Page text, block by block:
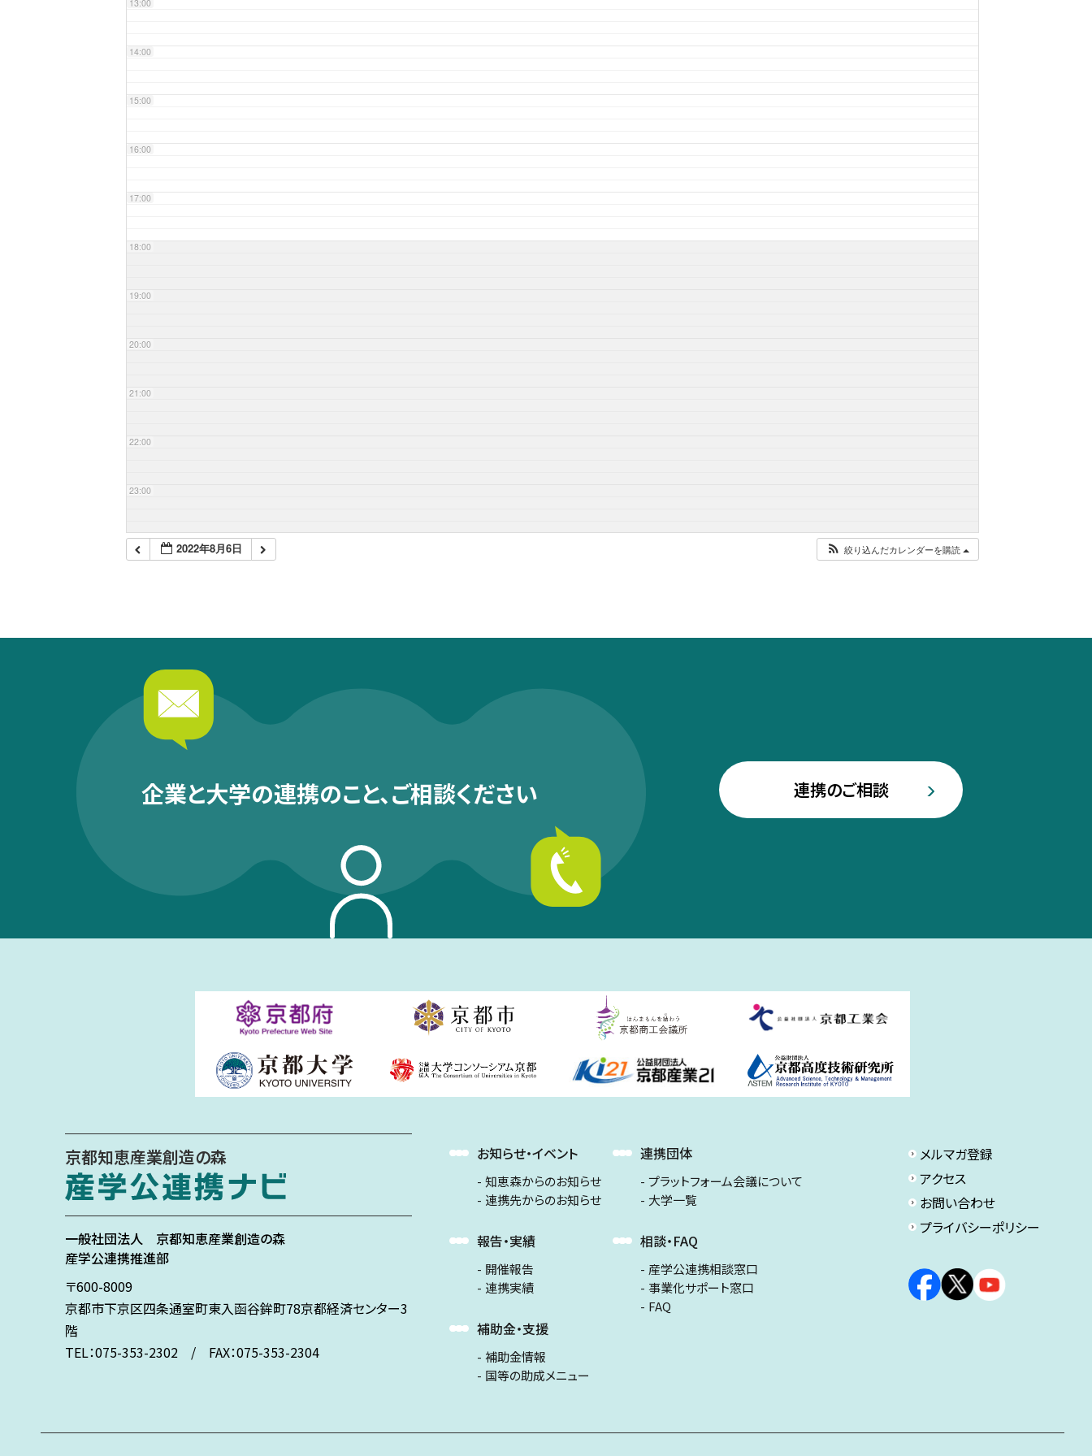
13:00
14:00
15:00
16:00
17:00
18:00
19:00
20:00
21:00
22:00
23:00
2022年8月6日 絞り込んだカレンダーを購読
企業と大学の連携のこと、ご相談ください 連携のご相談
京都知恵産業創造の森
一般社団法人 京都知恵産業創造の森
産学公連携推進部
〒600-8009
京都市下京区四条通室町東入函谷鉾町78京都経済センター3
階
TEL：075-353-2302 / FAX：075-353-2304
お知らせ・イベント
知恵森からのお知らせ
連携先からのお知らせ
報告・実績
開催報告
連携実績
補助金・支援
補助金情報
国等の助成メニュー
連携団体
プラットフォーム会議について
大学一覧
相談・FAQ
産学公連携相談窓口
事業化サポート窓口
FAQ
メルマガ登録
アクセス
お問い合わせ
プライバシーポリシー